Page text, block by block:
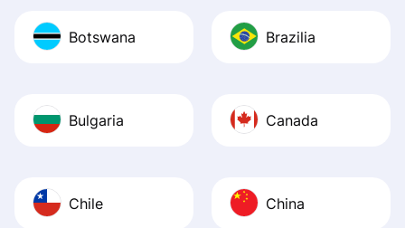
Botswana Brazilia
Bulgaria Canada
Chile China